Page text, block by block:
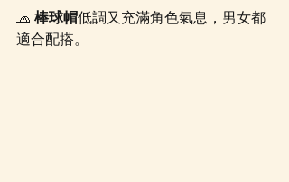
🧢 棒球帽低調又充滿角色氣息，男女都
適合配搭。